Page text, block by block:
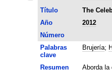
Título
The
Año
2012
Número
Palabras
clave
Brujería;
Resumen
Aborda la